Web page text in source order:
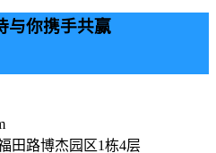
与你携手共赢
田路博杰园区1栋4层